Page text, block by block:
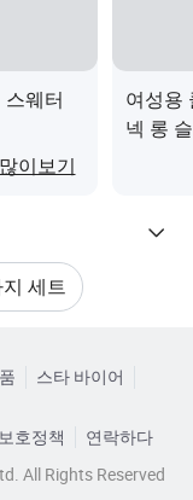
인도 보여주세
웨터
이보기
여성용
넥 롱
세트
스 후드티
스타 바이어
호정책
연락하다
All Rights Reserved